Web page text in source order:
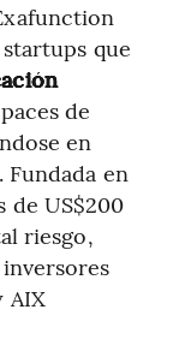
que
de
en
en
de US$200
riesgo,
AIX